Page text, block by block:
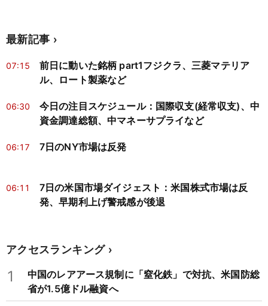
最新記事
07:15
前日に動いた銘柄 part1フジクラ、三菱マテリア
ル、ロート製薬など
06:30
今日の注目スケジュール：国際収支(経常収支)、中
資金調達総額、中マネーサプライなど
06:17 7日のNY市場は反発
06:11
7日の米国市場ダイジェスト：米国株式市場は反
発、早期利上げ警戒感が後退
アクセスランキング
1
中国のレアアース規制に「窒化鉄」で対抗、米国防総
省が1.5億ドル融資へ